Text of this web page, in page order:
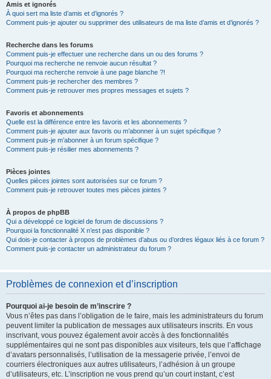
Amis et ignorés
À quoi sert ma liste d’amis et d’ignorés ?
Comment puis-je ajouter ou supprimer des utilisateurs de ma liste d’amis et d’ignorés ?
Recherche dans les forums
Comment puis-je effectuer une recherche dans un ou des forums ?
Pourquoi ma recherche ne renvoie aucun résultat ?
Pourquoi ma recherche renvoie à une page blanche ?!
Comment puis-je rechercher des membres ?
Comment puis-je retrouver mes propres messages et sujets ?
Favoris et abonnements
Quelle est la différence entre les favoris et les abonnements ?
Comment puis-je ajouter aux favoris ou m’abonner à un sujet spécifique ?
Comment puis-je m’abonner à un forum spécifique ?
Comment puis-je résilier mes abonnements ?
Pièces jointes
Quelles pièces jointes sont autorisées sur ce forum ?
Comment puis-je retrouver toutes mes pièces jointes ?
À propos de phpBB
Qui a développé ce logiciel de forum de discussions ?
Pourquoi la fonctionnalité X n’est pas disponible ?
Qui dois-je contacter à propos de problèmes d’abus ou d’ordres légaux liés à ce forum ?
Comment puis-je contacter un administrateur du forum ?
Problèmes de connexion et d’inscription
Pourquoi ai-je besoin de m’inscrire ?
Vous n’êtes pas dans l’obligation de le faire, mais les administrateurs du forum
peuvent limiter la publication de messages aux utilisateurs inscrits. En vous
inscrivant, vous pouvez également avoir accès à des fonctionnalités
supplémentaires qui ne sont pas disponibles aux visiteurs, tels que l’affichage
d’avatars personnalisés, l’utilisation de la messagerie privée, l’envoi de
courriers électroniques aux autres utilisateurs, l’adhésion à un groupe
d’utilisateurs, etc. L’inscription ne vous prend qu’un court instant, c’est